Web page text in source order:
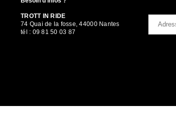
TROTT IN RIDE
74 Quai de la fosse, 44000 Nantes
tél : 09 81 50 03 87